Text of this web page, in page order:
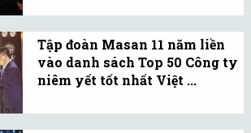
PNJ đã vinh dự góp mặt
trong Top 50 công ty
niêm yết hoạt động tốt
Tập đoàn Masan 11 năm liền
vào danh sách Top 50 Công ty
niêm yết tốt nhất Việt ...